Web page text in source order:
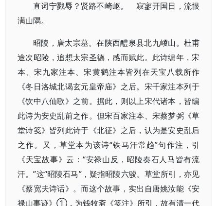
直词宁戮辱？贤路不崎岖。 寂寥开国日，流恨
满山隅。
昭陵，唐太宗墓。在陕西醴泉县北九嵕山。杜甫
途次昭陵，追想太宗圣德，感而赋此。此诗编年，宋
本、宋九家注本、宋黄鹤注本皆列在天宝八载所作
《冬日洛城北谒玄元皇帝庙》之后。宋千家注本列于
《饮中八仙歌》之前。据此，则以上宋代诸本，皆编
此诗为安史乱前之作。但宋百家注本、宋蔡梦弼《草
堂诗笺》皆列此诗于《北征》之后，认为是安史乱后
之作。又，草堂本为该诗“铁马汗常趋”句作注，引
《天宝故事》云：“安禄山反，昭陵奏石人马皆有流
汗。”这“昭陵石马”，疑指昭陵六骏。草堂所引，亦见
《蔡宽夫诗话》。而这个故事，实出自唐姚汝能《安
禄山事迹》①，为钱牧斋《笺注》所引，故有清一代